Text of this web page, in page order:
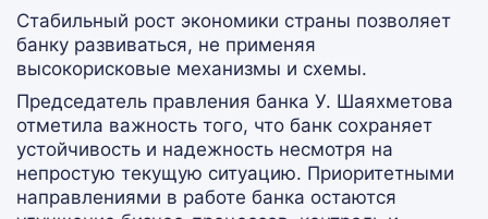
Стабильный рост экономики страны позволяет
банку развиваться, не применяя
высокорисковые механизмы и схемы.
Председатель правления банка У. Шаяхметова
отметила важность того, что банк сохраняет
устойчивость и надежность несмотря на
непростую текущую ситуацию. Приоритетными
направлениями в работе банка остаются